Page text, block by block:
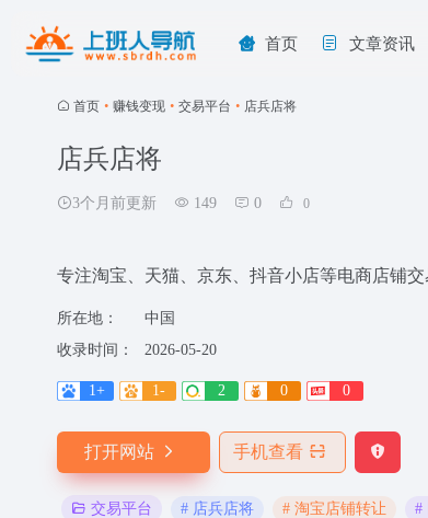
首页 文章资讯
首页 • 赚钱变现 • 交易平台 • 店兵店将
店兵店将
3个月前更新 149 0 0
专注淘宝、天猫、京东、抖音小店等电商店铺
所在地：
中国
收录时间：
2026-05-20
1+ 1- 2 0 0
打开网站 手机查看
交易平台 # 店兵店将 # 淘宝店铺转让 #